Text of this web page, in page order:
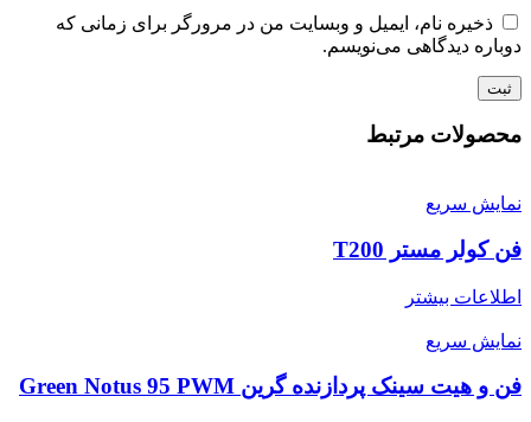
ذخیره نام، ایمیل و وبسایت من در مرورگر برای زمانی که
دوباره دیدگاهی می‌نویسم.
محصولات مرتبط
نمایش سریع
فن کولر مستر T200
اطلاعات بیشتر
نمایش سریع
فن و هیت سینک پردازنده گرین Green Notus 95 PWM